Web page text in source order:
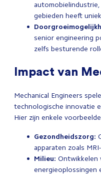
gebieden heeft
senior engineering
zelfs besturende
Impact van
Mechanical Engineers
technologische innovatie
Hier zijn enkele
Gezondheidszorg:
apparaten zoals
Milieu: Ontwikkelen
energieoplossingen